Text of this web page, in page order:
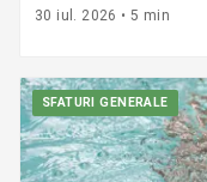
30 iul. 2026 •5 min
SFATURI GENERALE